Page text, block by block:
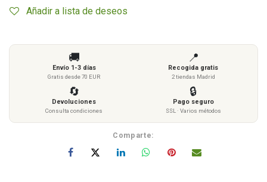
Añadir a lista de deseos
🚚
Envío 1-3 días
Gratis desde 70 EUR
📍
Recogida gratis
2 tiendas Madrid
🔄
Devoluciones
Consulta condiciones
🔒
Pago seguro
SSL · Varios métodos
Comparte: